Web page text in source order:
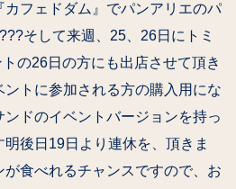
フェドダム』でパンアリエのパ
そして来週、25、26日にトミ
の26日の方にも出店させて頂き
ントに参加される方の購入用にな
ドのイベントバージョンを持っ
後日19日より連休を、頂きま
食べれるチャンスですので、お